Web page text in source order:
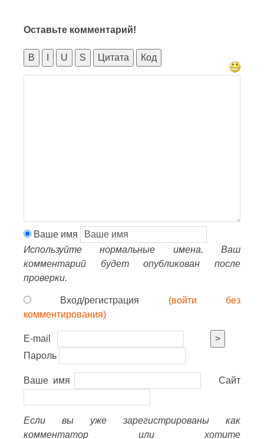
Оставьте комментарий!
B U S Цитата Код
Ваше имя
Используйте нормальные имена. Ваш
комментарий будет опубликован после
проверки.
Вход/регистрация (войти без
комментирования)
E-mail
>
Пароль
Ваше имя Сайт
Если вы уже зарегистрированы как
комментатор или хотите